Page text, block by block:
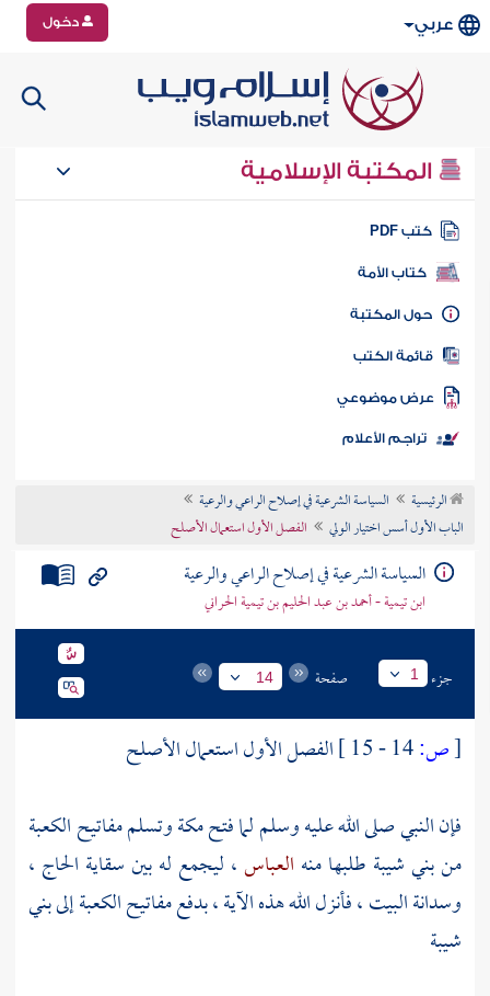
عربي دخول
المكتبة الإسلامية
كتب PDF
كتاب الأمة
المكتبة
الكتب
موضوعي
تراجم الأعلام
الرئيسية
السياسة الشرعية في إصلاح الراعي والرعية
الباب الأول أسس اختيار الولي
الفصل الأول استعمال الأصلح
السياسة الشرعية في إصلاح الراعي والرعية
ابن تيمية - أحمد بن عبد الحليم بن تيمية الحراني
جزء 1 صفحة 14
[ص:
الفصل الأول استعمال الأصلح
فإن النبي صلى الله عليه وسلم لما فتحمكةوتسلم مفاتيحالكعبة
منبني شيبة طلبها منه العباس، ليجمع له بين سقاية الحاج ،
وسدانةالبيت، فأنزل الله هذه الآية ، بدفع مفاتيحالكعبةإلىبني
شيبة